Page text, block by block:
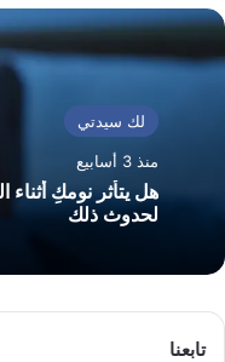
لك سيدتي
منذ 3 أسابيع
لحدوث ذلك
تابعنا